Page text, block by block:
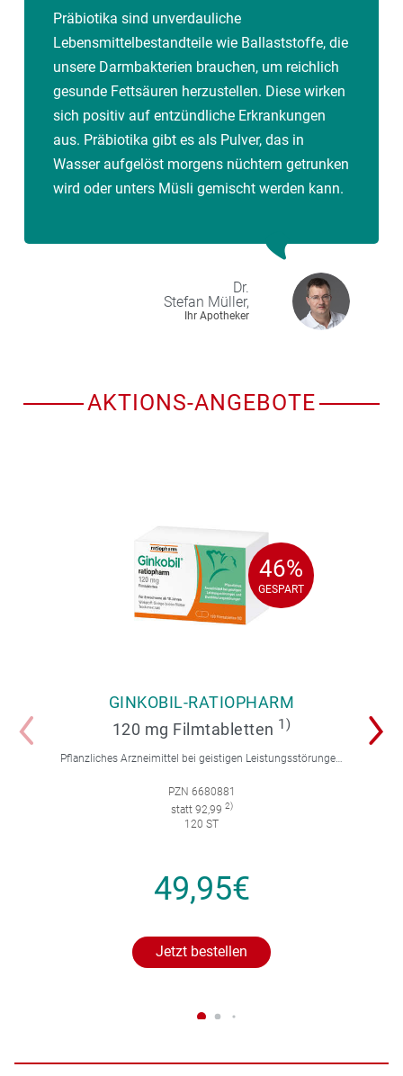
Präbiotika sind unverdauliche
Lebensmittelbestandteile wie Ballaststoffe, die
unsere Darmbakterien brauchen, um reichlich
gesunde Fettsäuren herzustellen. Diese wirken
sich positiv auf entzündliche Erkrankungen
aus. Präbiotika gibt es als Pulver, das in
Wasser aufgelöst morgens nüchtern getrunken
wird oder unters Müsli gemischt werden kann.
Dr.
Stefan Müller,
Ihr Apotheker
AKTIONS-ANGEBOTE
46%
GESPART
46%
GESPART
GINKOBIL-RATIOPHARM
120 mg Filmtabletten 1)
Pflanzliches Arzneimittel bei geistigen Leistungsstörungen und Durchblutungsstörungen.
PZN 6680881
statt 92,99 2)
120 ST
49,95€
Jetzt bestellen